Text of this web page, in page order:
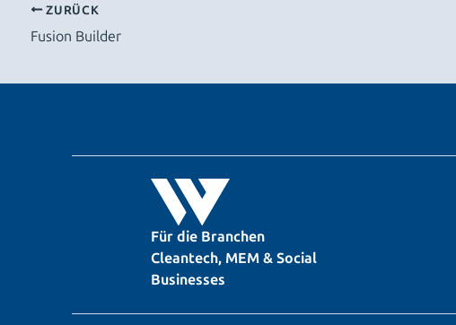
ZURÜCK
Fusion Builder
Für die Branchen
Cleantech, MEM & Social
Businesses